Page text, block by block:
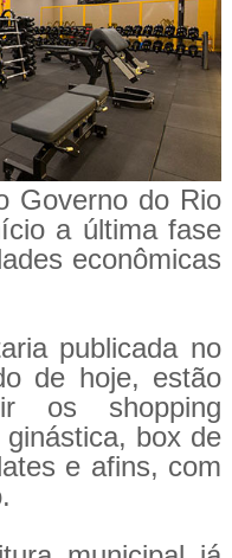
Governo do Rio
a última fase
econômicas
publicada no
de hoje, estão
os shopping
box de
e afins, com